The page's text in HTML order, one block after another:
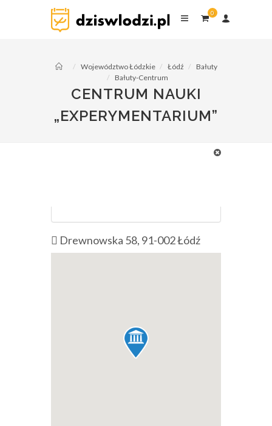
0
Województwo Łódzkie Łódź
Bałuty
Bałuty-Centrum
CENTRUM NAUKI
„EXPERYMENTARIUM”
0komentarzy
fot. parkminiatur.home.pl/experymentarium2016/wp-
content/uploads/2016/07/slajd1.jpg
Centrum Nauki „Experymentarium”
Drewnowska 58, 91-002 Łódź